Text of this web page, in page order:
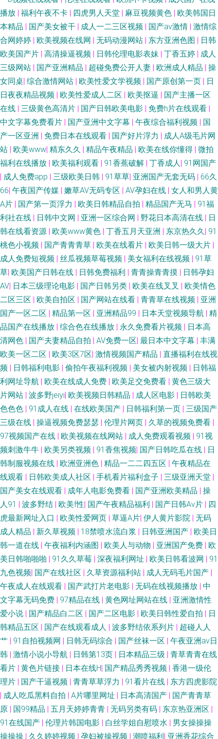
播放 | 福利午夜不卡 | 四虎男人天堂 | 麻豆视频黄色 | 欧美韩国日
本精品 | 国产美女被干 | 成人一二三区视频 | 国产aⅴ激情 | 激情综
合网婷婷 | 欧美视频在线网 | 无码动漫网站 | 东方亚洲色图 | 日韩
欧美国产片 | 高清操逼视频 | 日韩伦理电影表妹 | 丁香五婷 | 成人
三级网站 | 国产亚洲精品 | 超碰免费公开人妻 | 欧洲成人精品 | 操
女同桌| 综合激情网站 | 欧美性爱文学视频 | 国产原创第一页 | 日
日夜夜精品视频 | 欧美性爱成人二区 | 欧美抠逼 | 国产主播一区
在线 | 三级黄色高清片 | 国产日韩欧美电影 | 免费h片在线观看 |
中文字幕免费看片 | 国产亚洲中文字幕 | 午夜综合福利视频 | 国
产一区亚洲 | 免费日本在线观看 | 国产好片浮力 | 成人A级毛片网
站 | 欧美www| 精东久久 | 精品午夜精品 | 欧美在线你懂得 | 微拍
福利在线播放 | 欧美福利观看 | 91香蕉破解 | 丁香成人| 91网国产
| 成人免费app | 三级欧美日韩 | 91草草| 亚洲国产无套无码 | 66久
66| 午夜国产传媒 | 嫩草AV无码专区 | AV孕妇在线 | 女人和男人黄
A片 | 国产第一页浮力 | 欧美日韩精品自拍 | 精品国产无马 | 91福
利社在线 | 日韩中文网 | 亚洲一区综合网 | 野花日本高清在线 | 日
韩在线看资源 | 欧美www黄色 | 丁香五月天亚洲 | 东京热久久| 91
桃色小视频 | 国产青青青草 | 欧美在线看片 | 欧美日韩一级大片 |
成人免费短视频 | 丝瓜视频草莓视频 | 美女福利在线视频 | 91草
草| 欧美国产日韩在线 | 日韩免费福利 | 青青操青青摸 | 日韩孕妇
AV| 日本三级理论电影 | 国产日韩另类 | 欧美在线叉叉 | 欧美情色
二区三区 | 欧美自拍区 | 国产网站在线看 | 青青草在线视频 | 亚洲
国产一区二区 | 精品第一区 | 亚洲精品99 | 日本天堂视频导航 | 精
品国产在线播放 | 综合色在线播放 | 永久免费看片视频 | 日本高
清网色 | 国产夫妻精品自拍 | AV免费一区| 最日本中文字幕 | 丰满
欧美一区二区 | 欧美3区7区| 激情视频国产精品 | 直播福利在线视
频 | 日韩福利电影 | 偷拍午夜福利视频 | 美女被内射视频 | 日韩福
利网址导航 | 欧美在线成人免费 | 欧美足交免费看 | 黄色三级大
片网站 | 波多野jeiyi| 欧美视频日韩精品 | 成人区电影 | 日韩欧美
色色色 | 91成人在线 | 在线欧美国产 | 日韩福利第一页 | 三级国产
三级在线 | 操逼视频免费瑟瑟 | 伦理片网页 | 久草的视频免费看 |
97视频国产在线 | 欧美视频在线网站 | 成人免费观看视频 | 91视
频刺激牛牛 | 欧美另类视频 | 91香焦视频| 国产日韩吃瓜在线 | 日
韩制服视频在线 | 欧洲亚洲色 | 精品一二二四五区 | 午夜精品在
线观看 | 日韩欧美成人社区 | 手机看片福利盒子 | 三级亚洲天堂 |
国产美女在线观看 | 成年人电影免费看 | 国产亚洲欧美精品 | 操
人91 | 波多野结 | 欧美f性| 国产午夜精品福利 | 国产日韩Aⅴ片 | 四
虎最新网址入口 | 欧美性爱网页 | 草逼A片| 伊人黄片影院 | 无码
成人精品 | 新久草视频 | 18禁喷水流白浆 | 日韩亚洲国产 | 欧美日
韩一道在线 | 午夜福利内涵图 | 欧美人与动物 | 亚洲国产免费 | 欧
美日韩啪啪啪 | 91久久草莓 | 深夜福利网址 | 欧美日韩看波网 | 91
九色视频| 国产在线社区 | 久草资源福利站 | 成人无码毛片国产 |
午夜成人在线观看 | 国产武打片老电影 | 无码在线视频播放 | 中
文字幕无码免费 | 97精品在线 | 黄色网址网站在线 | 亚洲激情性
爱小说 | 国产精品白二区 | 国产二区电影 | 欧美日韩性爱自拍 | 日
韩精品五区 | 国产在线观看成人 | 波多野结依系列片 | 超碰人人
艹 | 91自拍视频网 | 日韩无码综合 | 国产丝袜一区 | 午夜亚洲av日
韩 | 激情小说小导航 | 日韩第13页 | 日本精品三级 | 青草青青在线
看片 | 黄色片链接 | 日本在线H| 国产精品秀秀视频 | 香港一级伦
理片 | 国产干逼视频 | 青青草草浮力 | 91看片在线 | 东方四虎影院
| 成人吃瓜黑料自拍 | A片哪里网址 | 日本高清国产 | 国产青青草
原 | 国99精品 | 五月天婷婷青青 | 无码另类有码 | 东京热亚洲区 |
91在线国产 | 伦理片韩国电影 | 白丝学姐自慰喷水 | 男女操操操
操操操 | 久久婷婷视频 | 孕妇被操视频 | 潮喷福利| 亚洲香花综合